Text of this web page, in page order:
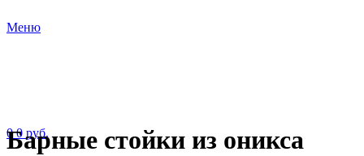
Меню
00 руб.
Барные стойки из оникса